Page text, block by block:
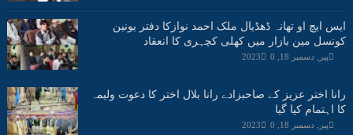
ایس ایچ او تھانہ ڈھڈیال ملک احمد نوازکا دفتر یونین
کونسل مین بازار میں کھلی کچہری کا انعقاد
پیر, دسمبر 18, 2023 0
رانا اختر عزیز کے صاحبزادے رانا بلال اختر کا دعوت ولیمہ
کا اہتمام کیا گیا
پیر, دسمبر 18, 2023 0